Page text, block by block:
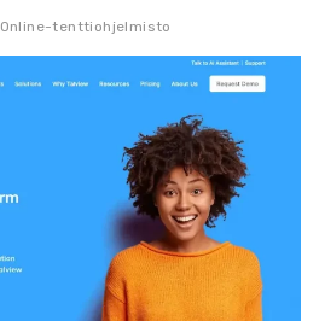
Online-tenttiohjelmisto